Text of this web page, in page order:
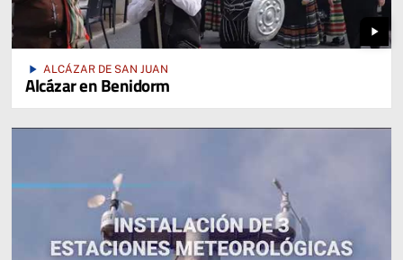
play_arrow
play_arrow ALCÁZAR DE SAN JUAN
Alcázar en Benidorm